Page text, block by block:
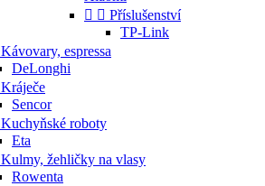
  Příslušenství
TP-Link
Kávovary, espressa
DeLonghi
Kráječe
Sencor
Kuchyňské roboty
Eta
Kulmy, žehličky na vlasy
Rowenta